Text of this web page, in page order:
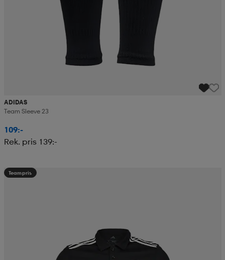
ADIDAS
Team Sleeve 23
109:-
Rek. pris 139:-
Teampris